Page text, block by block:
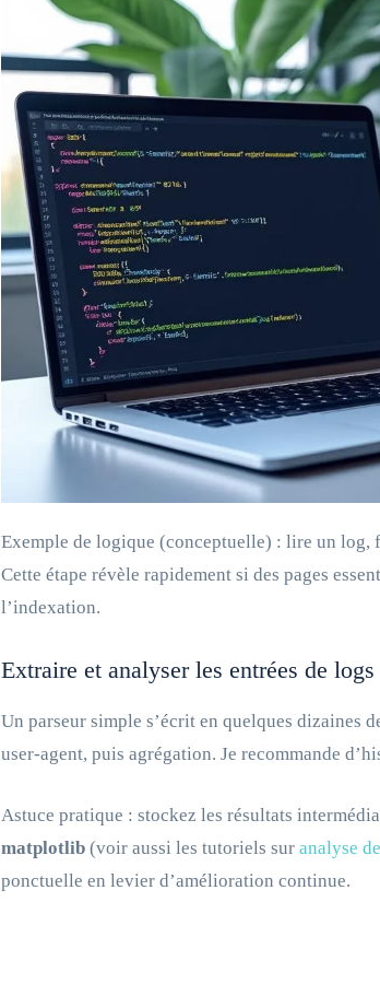
Exemple de logique (conceptuelle) : lire un log,
Cette étape révèle rapidement si des pages
l’indexation.
Extraire et analyser les entrées de
Un parseur simple s’écrit en quelques dizaines
user‑agent, puis agrégation. Je recommande
Astuce pratique : stockez les résultats
matplotlib (voir aussi les tutoriels sur analyse
ponctuelle en levier d’amélioration continue.